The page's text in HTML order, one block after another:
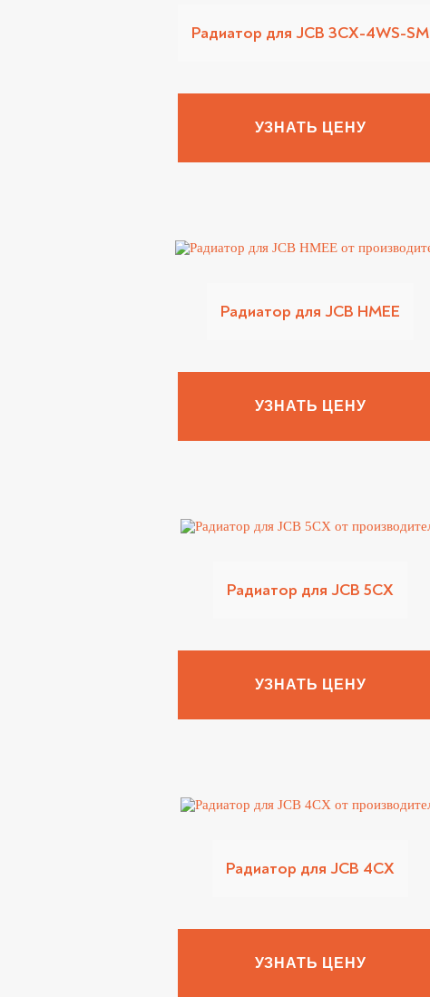
Радиатор для JCB 3CX-4WS-SM
УЗНАТЬ ЦЕНУ
Радиатор для JCB HMEE
УЗНАТЬ ЦЕНУ
Радиатор для JCB 5CX
УЗНАТЬ ЦЕНУ
Радиатор для JCB 4CX
УЗНАТЬ ЦЕНУ